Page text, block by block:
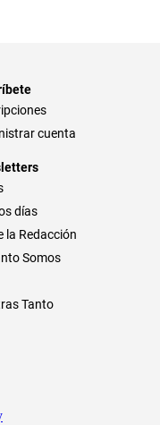
cuenta
días
la Redacción
Somos
Tanto